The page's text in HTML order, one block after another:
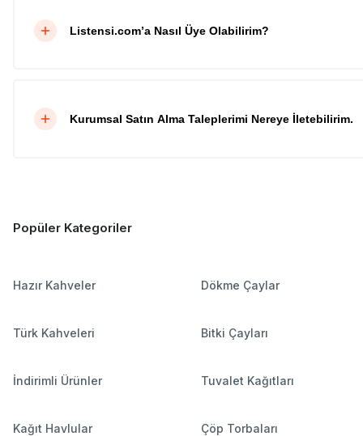
Listensi.com’a Nasıl Üye Olabilirim?
Kurumsal Satın Alma Taleplerimi Nereye İletebilirim.
Popüler Kategoriler
Hazır Kahveler Dökme Çaylar
Türk Kahveleri Bitki Çayları
İndirimli Ürünler Tuvalet Kağıtları
Kağıt Havlular Çöp Torbaları